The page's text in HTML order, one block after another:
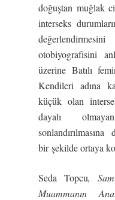
doğuştan muğlak
interseks
otobiyografisini
üzerine Batılı
Kendileri adına
küçük olan
dayalı
bir şekilde ortaya
Seda Topcu,
Muammanın